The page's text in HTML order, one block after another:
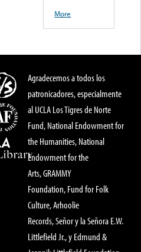
More
Agradecemos a todos los
patronicadores, especialmente
al UCLA Los Tigres de Norte
Fund, National Endowment for
the Humanities, National
Endowment for the
Arts, GRAMMY
Foundation, Fund for Folk
Culture, Arhoolie
Records, Señor y la Señora E.W.
Littlefield Jr., y Edmund &